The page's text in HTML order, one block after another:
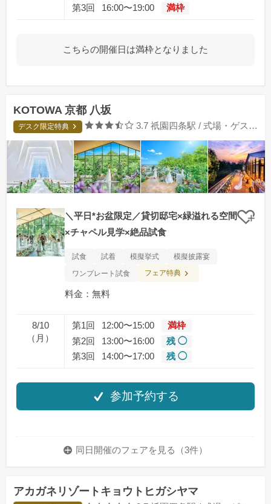
第3回
16:00〜19:00 満枠
こちらの開催日は満枠となりました
KOTOWA 京都 八坂
デスク限定特典 口コミ評価
3.7 祇園四条駅 / 式場・ゲストハウス
＼平日*お盆限定／貸切邸宅×緑溢れる空間
×チャペル見学×絶品試食
クリ
試食 試着 模擬挙式
模擬披露宴
ワンプレート試食
フェア特典
料金：無料
8/10
（月）
第1回 12:00〜15:00
満枠
第2回
13:00〜16:00
残 ◯
第3回
14:00〜17:00 残 ◯
参加予約する
同日開催のフェアを 見る（3件）
アカガネリゾートキョウトヒガシヤマ